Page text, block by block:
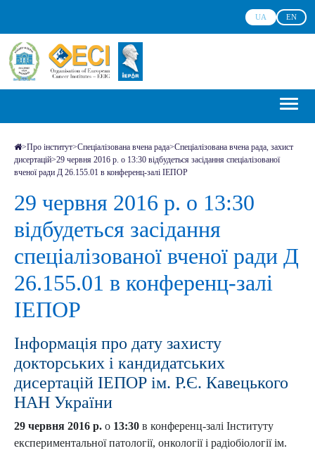
UA EN
>Про інститут>Спеціалізована вчена рада>Спеціалізована вчена рада, захист
дисертацій>29 червня 2016 р. о 13:30 відбудеться засідання спеціалізованої
вченої ради Д 26.155.01 в конференц-залі ІЕПОР
29 червня 2016 р. о 13:30
відбудеться засідання
спеціалізованої вченої ради Д
26.155.01 в конференц-залі
ІЕПОР
Інформація про дату захисту
докторських і кандидатських
дисертацій ІЕПОР ім. Р.Є. Кавецького
НАН України
29 червня 2016 р. о 13:30 в конференц-залі Інституту
експериментальної патології, онкології і радіобіології ім.